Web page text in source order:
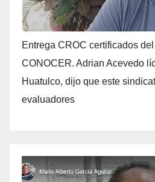
Entrega CROC certificados
CONOCER. Adrian Acevedo
Huatulco, dijo que este
evaluadores